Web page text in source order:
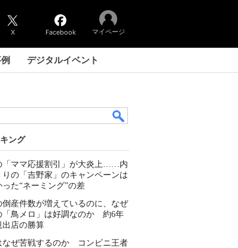
X Facebook マイページ
デジタルイベント
ング
「ママ応援割引」が大炎上……内
りの「吉野家」のキャンペーンは
た“ネーミング”の差
倒産件数が増えているのに、なぜ
「鳥メロ」は好調なのか 約6年
出店の勝算
なぜ苦戦するのか コンビニ王者